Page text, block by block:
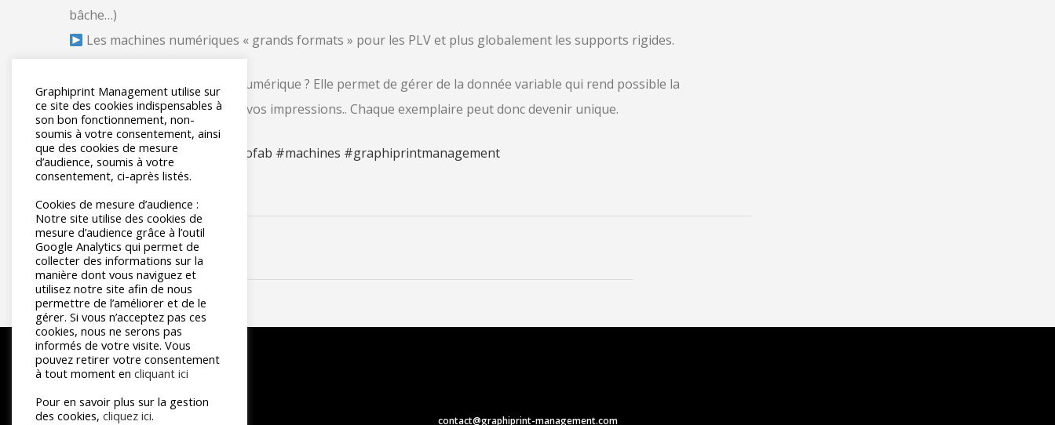
bâche…)
Les machines numériques « grands formats » pour les PLV et plus globalement les supports rigides.
Le petit plus de l’impression numérique ? Elle permet de gérer de la donnée variable qui rend possible la
personnalisation intégrale de vos impressions.. Chaque exemplaire peut donc devenir unique.
#impressionnumerique #videofab #machines #graphiprintmanagement
contact@graphiprint-management.com
Graphiprint Management utilise sur
ce site des cookies indispensables à
son bon fonctionnement, non-
soumis à votre consentement, ainsi
que des cookies de mesure
d’audience, soumis à votre
consentement, ci-après listés.
Cookies de mesure d’audience :
Notre site utilise des cookies de
mesure d’audience grâce à l’outil
Google Analytics qui permet de
collecter des informations sur la
manière dont vous naviguez et
utilisez notre site afin de nous
permettre de l’améliorer et de le
gérer. Si vous n’acceptez pas ces
cookies, nous ne serons pas
informés de votre visite. Vous
pouvez retirer votre consentement
à tout moment en cliquant ici
Pour en savoir plus sur la gestion
des cookies, cliquez ici.